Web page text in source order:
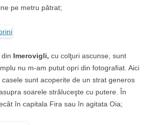
pe metru pătrat;
Imerovigli, cu colţuri ascunse, sunt
nu m-am putut opri din fotografiat. Aici
sunt acoperite de un strat generos
soarele străluceşte cu putere. În
în capitala Fira sau în agitata Oia;